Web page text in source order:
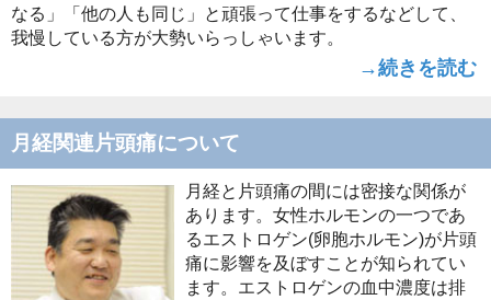
なる」「他の人も同じ」と頑張って仕事をするなどして、
我慢している方が大勢いらっしゃいます。
→続きを読む
月経関連片頭痛について
月経と片頭痛の間には密接な関係が
あります。女性ホルモンの一つであ
るエストロゲン(卵胞ホルモン)が片頭
痛に影響を及ぼすことが知られてい
ます。エストロゲンの血中濃度は排